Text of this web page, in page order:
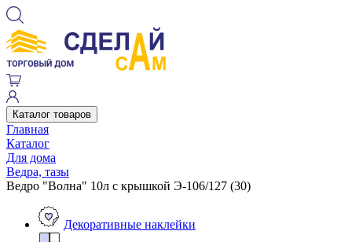
Каталог товаров
Главная
Каталог
Для дома
Ведра, тазы
Ведро "Волна" 10л с крышкой Э-106/127 (30)
Декоративные наклейки